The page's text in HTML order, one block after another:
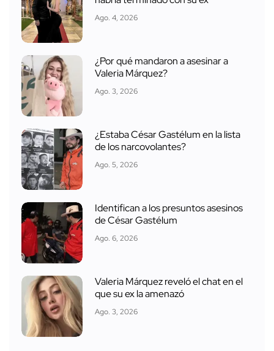
Ago. 4, 2026
¿Por qué mandaron a asesinar a
Valeria Márquez?
Ago. 3, 2026
¿Estaba César Gastélum en la lista
de los narcovolantes?
Ago. 5, 2026
Identifican a los presuntos asesinos
de César Gastélum
Ago. 6, 2026
Valeria Márquez reveló el chat en el
que su ex la amenazó
Ago. 3, 2026